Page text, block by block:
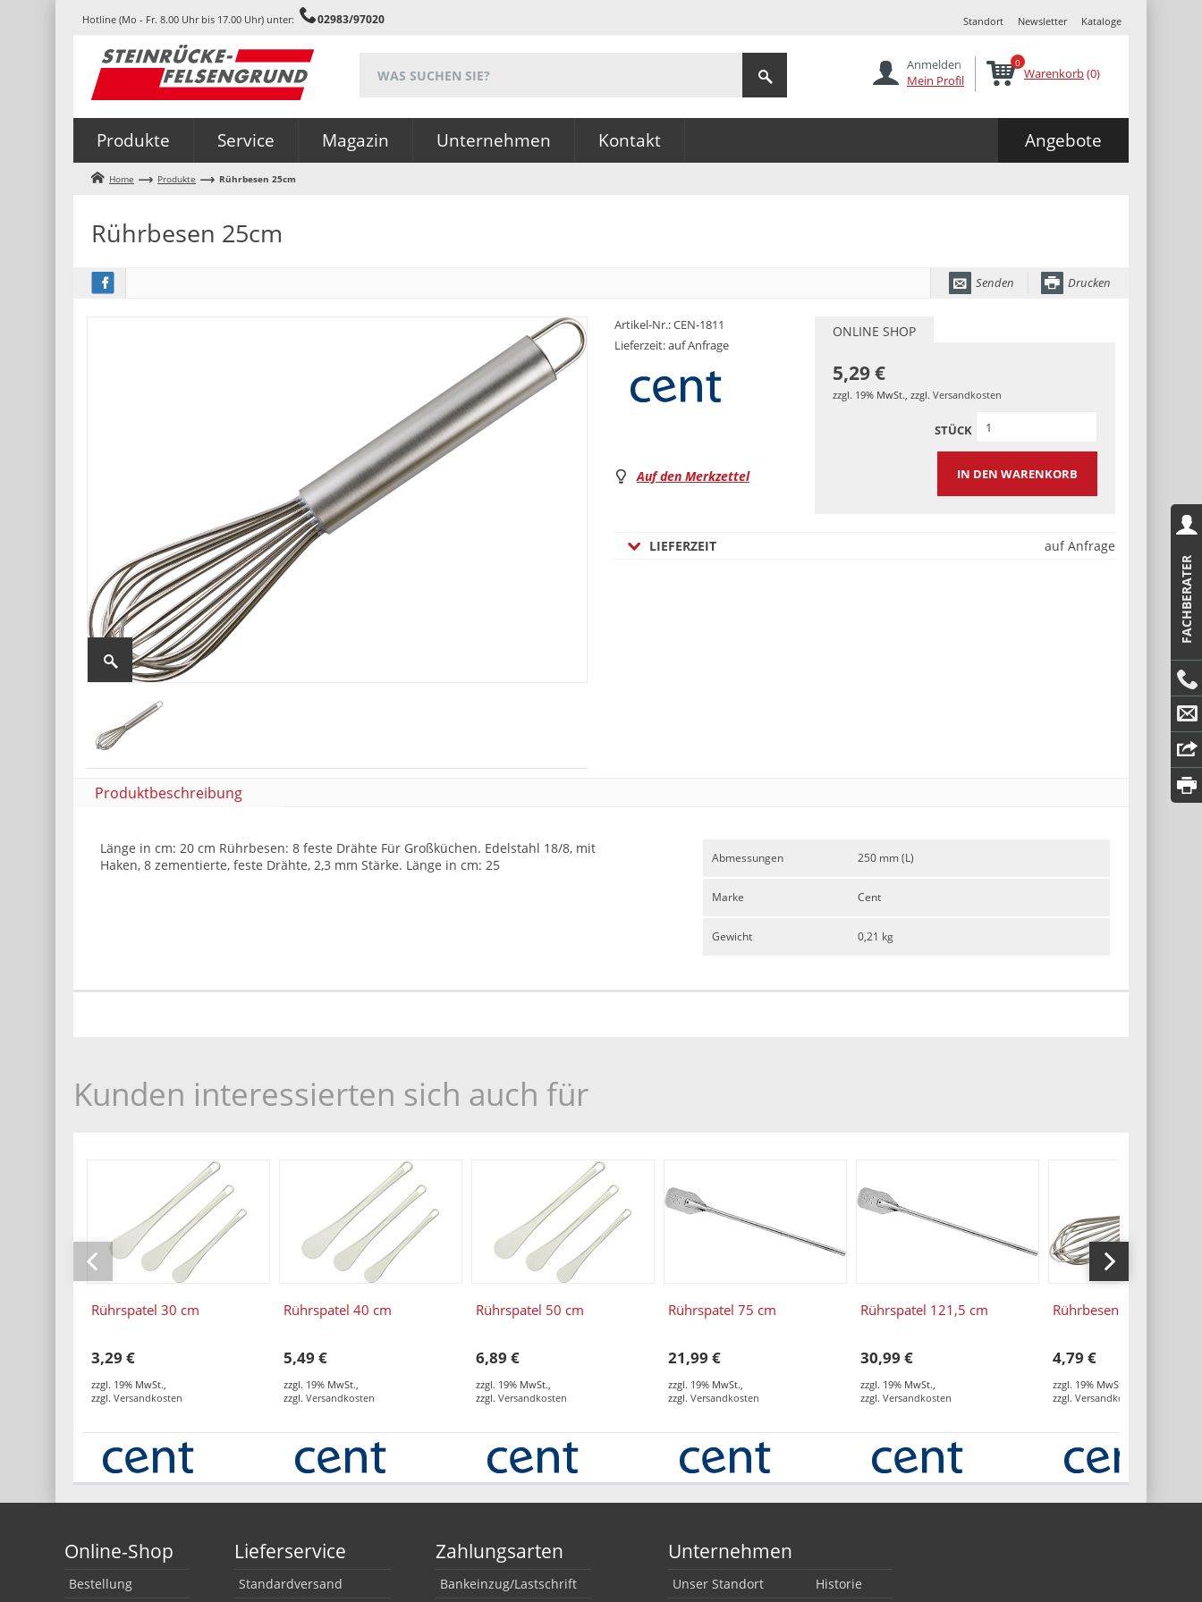
FACHBERATER
Hotline (Mo - Fr. 8.00 Uhr bis 17.00 Uhr) unter: 02983/97020 Standort Newsletter Kataloge
Anmelden
Mein Profil
Warenkorb(0)
0
Produkte Service Magazin Unternehmen Kontakt Angebote
Home Produkte Rührbesen 25cm
Rührbesen 25cm
Senden Drucken
Artikel-Nr.:CEN-1811
Lieferzeit: auf Anfrage
Auf den Merkzettel
ONLINE SHOP
5,29 €
zzgl. 19% MwSt., zzgl. Versandkosten
STÜCK
IN DEN WARENKORB
LIEFERZEIT auf Anfrage
Produktbeschreibung
Länge in cm: 20 cm Rührbesen: 8 feste Drähte Für Großküchen. Edelstahl 18/8, mit
Haken, 8 zementierte, feste Drähte, 2,3 mm Stärke. Länge in cm: 25
Abmessungen 250 mm (L)
Marke Cent
Gewicht 0,21 kg
Kunden interessierten sich auch für
Rührspatel 30 cm
3,29 €
zzgl. 19% MwSt.,
zzgl. Versandkosten
Rührspatel 40 cm
5,49 €
zzgl. 19% MwSt.,
zzgl. Versandkosten
Rührspatel 50 cm
6,89 €
zzgl. 19% MwSt.,
zzgl. Versandkosten
Rührspatel 75 cm
21,99 €
zzgl. 19% MwSt.,
zzgl. Versandkosten
Rührspatel 121,5 cm
30,99 €
zzgl. 19% MwSt.,
zzgl. Versandkosten
Rührbesen 20cm
4,79 €
zzgl. 19% MwSt.
zzgl. Versandkosten
Online-Shop
Bestellung
Lieferservice
Standardversand
Zahlungsarten
Bankeinzug/Lastschrift
Unternehmen
Unser Standort Historie